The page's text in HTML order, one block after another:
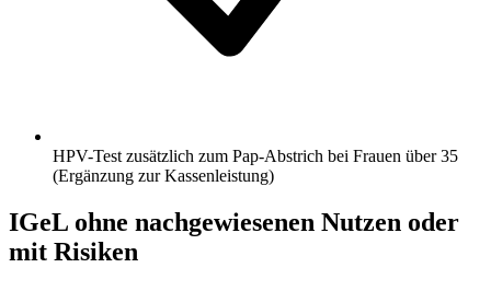
HPV-Test zusätzlich zum Pap-Abstrich bei Frauen über 35
(Ergänzung zur Kassenleistung)
IGeL ohne nachgewiesenen Nutzen oder
mit Risiken